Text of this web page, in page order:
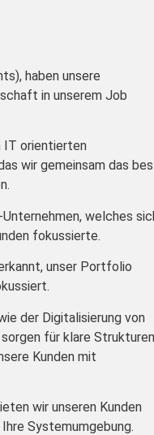
haben unsere
in unserem Job
IT orientierten
wir gemeinsam das
welches
fokussierte.
unser Portfolio
der Digitalisierung von
für klare
Kunden mit
wir unseren Kunden
Systemumgebung.